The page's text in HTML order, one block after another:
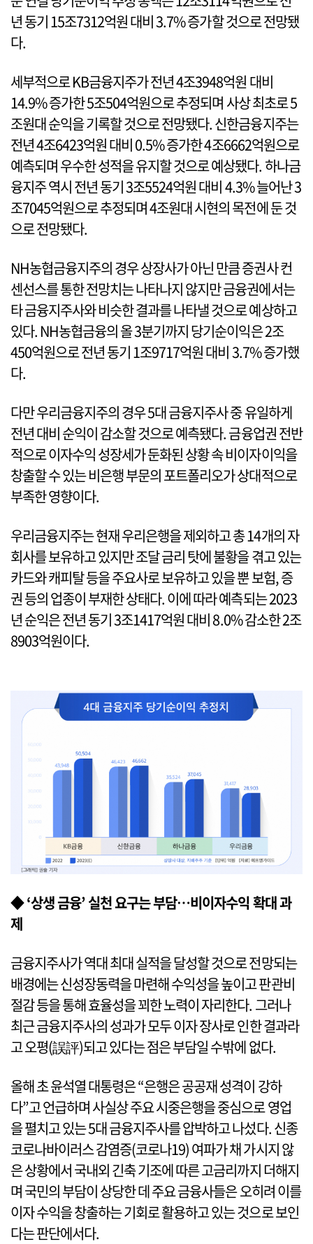
년 동기 15조7312억원 대비 3.7% 증가할 것으로 전망됐
다.
세부적으로 KB금융지주가 전년 4조3948억원 대비
14.9% 증가한 5조504억원으로 추정되며 사상 최초로 5
조원대 순익을 기록할 것으로 전망됐다. 신한금융지주는
전년 4조6423억원 대비 0.5% 증가한 4조6662억원으로
예측되며 우수한 성적을 유지할 것으로 예상됐다. 하나금
융지주 역시 전년 동기 3조5524억원 대비 4.3% 늘어난 3
조7045억원으로 추정되며 4조원대 시현의 목전에 둔 것
으로 전망됐다.
NH농협금융지주의 경우 상장사가 아닌 만큼 증권사 컨
센선스를 통한 전망치는 나타나지 않지만 금융권에서는
타 금융지주사와 비슷한 결과를 나타낼 것으로 예상하고
있다. NH농협금융의 올 3분기까지 당기순이익은 2조
450억원으로 전년 동기 1조9717억원 대비 3.7% 증가했
다.
다만 우리금융지주의 경우 5대 금융지주사 중 유일하게
전년 대비 순익이 감소할 것으로 예측됐다. 금융업권 전반
적으로 이자수익 성장세가 둔화된 상황 속 비이자이익을
창출할 수 있는 비은행 부문의 포트폴리오가 상대적으로
부족한 영향이다.
우리금융지주는 현재 우리은행을 제외하고 총 14개의 자
회사를 보유하고 있지만 조달 금리 탓에 불황을 겪고 있는
카드와 캐피탈 등을 주요사로 보유하고 있을 뿐 보험, 증
권 등의 업종이 부재한 상태다. 이에 따라 예측되는 2023
년 순익은 전년 동기 3조1417억원 대비 8.0% 감소한 2조
8903억원이다.
◆ ‘상생 금융’ 실천 요구는 부담…비이자수익 확대 과
제
금융지주사가 역대 최대 실적을 달성할 것으로 전망되는
배경에는 신성장동력을 마련해 수익성을 높이고 판관비
절감 등을 통해 효율성을 꾀한 노력이 자리한다. 그러나
최근 금융지주사의 성과가 모두 이자 장사로 인한 결과라
고 오평(誤評)되고 있다는 점은 부담일 수밖에 없다.
올해 초 윤석열 대통령은 “은행은 공공재 성격이 강하
다”고 언급하며 사실상 주요 시중은행을 중심으로 영업
을 펼치고 있는 5대 금융지주사를 압박하고 나섰다. 신종
코로나바이러스 감염증(코로나19) 여파가 채 가시지 않
은 상황에서 국내외 긴축 기조에 따른 고금리까지 더해지
며 국민의 부담이 상당한 데 주요 금융사들은 오히려 이를
이자 수익을 창출하는 기회로 활용하고 있는 것으로 보인
다는 판단에서다.